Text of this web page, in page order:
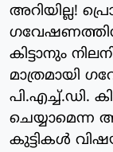
അറിയില്ല!
കിട്ടാനും
മാത്രമായി
പി.എച്ച്.ഡി.
ചെയ്യാമെന്ന
കുട്ടികള്‍